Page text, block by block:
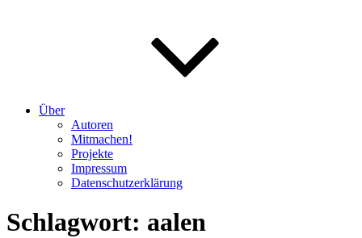
Über
Autoren
Mitmachen!
Projekte
Impressum
Datenschutzerklärung
Schlagwort: aalen